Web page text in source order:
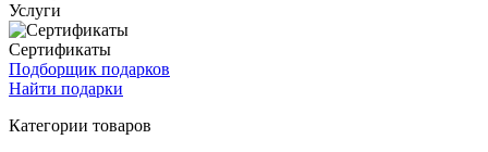
Услуги
Сертификаты
Подборщик подарков
Найти подарки
Категории товаров